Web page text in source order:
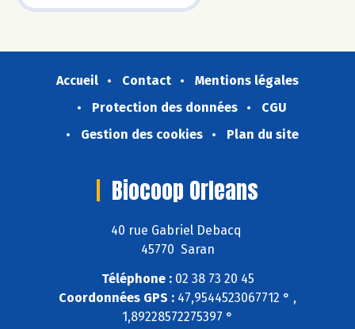
Accueil Contact
Mentions légales
Protection des données
CGU
Gestion des cookies
Plan du site
Biocoop Orleans
40 rue Gabriel Debacq
45770 Saran
Téléphone :02 38 73 20 45
Coordonnées GPS : 47,9544523067712 ° ,
1,89228572275397 °